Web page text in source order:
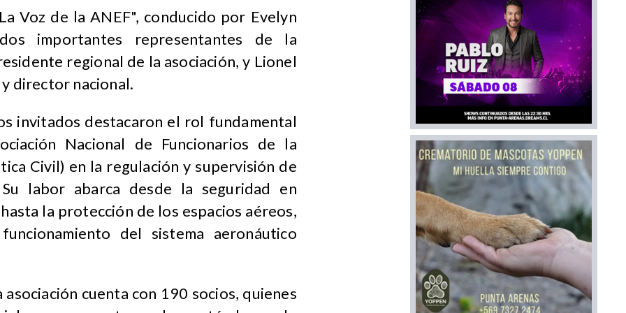
Voz de la ANEF", conducido por Evelyn
importantes representantes de la
regional de la asociación, y Lionel
director nacional.
invitados destacaron el rol fundamental
Nacional de Funcionarios de la
Civil) en la regulación y supervisión de
labor abarca desde la seguridad en
la protección de los espacios aéreos,
del sistema aeronáutico
cuenta con 190 socios, quienes